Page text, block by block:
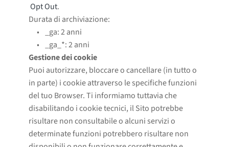
Opt Out.
Durata di archiviazione:
_ga: 2 anni
_ga_*: 2 anni
Gestione dei cookie
Puoi autorizzare, bloccare o cancellare (in tutto o
in parte) i cookie attraverso le specifiche funzioni
del tuo Browser. Ti informiamo tuttavia che
disabilitando i cookie tecnici, il Sito potrebbe
risultare non consultabile o alcuni servizi o
determinate funzioni potrebbero risultare non